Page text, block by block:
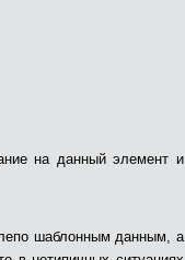
на данный элемент и
шаблонным данным, а